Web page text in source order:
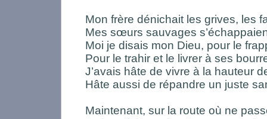
Mon frère dénichait les grives, les
Mes sœurs sauvages
Moi je disais mon Dieu, pour le
Pour le trahir et le livrer à ses
J’avais hâte de vivre à la hauteur
Hâte aussi de répandre un juste
Maintenant, sur la route où ne